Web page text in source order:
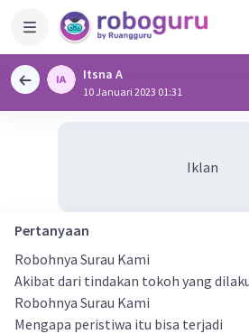
Itsna A
10 Januari 2023 01:31
Iklan
Pertanyaan
Robohnya Surau Kami
Akibat dari tindakan tokoh yang
Robohnya Surau Kami
Mengapa peristiwa itu bisa terjadi